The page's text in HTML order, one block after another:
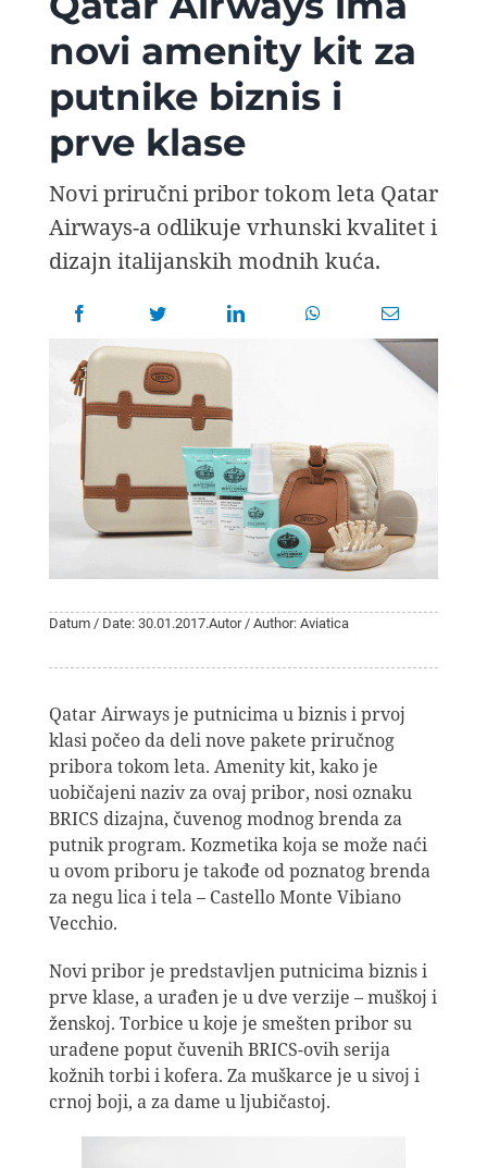
AVIOPEDIA
SPECIJAL
FOTO PRIČA
TEMA
AGENT
Search
novi amenity kit za
putnike biznis i
prve klase
Novi priručni pribor tokom leta Qatar
Airways-a odlikuje vrhunski kvalitet i
dizajn italijanskih modnih kuća.
Datum / Date: 30.01.2017.Autor / Author: Aviatica
Qatar Airways je putnicima u biznis i prvoj
klasi počeo da deli nove pakete priručnog
pribora tokom leta. Amenity kit, kako je
uobičajeni naziv za ovaj pribor, nosi oznaku
BRICS dizajna, čuvenog modnog brenda za
putnik program. Kozmetika koja se može naći
u ovom priboru je takođe od poznatog brenda
za negu lica i tela – Castello Monte Vibiano
Vecchio.
Novi pribor je predstavljen putnicima biznis i
prve klase, a urađen je u dve verzije – muškoj i
ženskoj. Torbice u koje je smešten pribor su
urađene poput čuvenih BRICS-ovih serija
kožnih torbi i kofera. Za muškarce je u sivoj i
crnoj boji, a za dame u ljubičastoj.